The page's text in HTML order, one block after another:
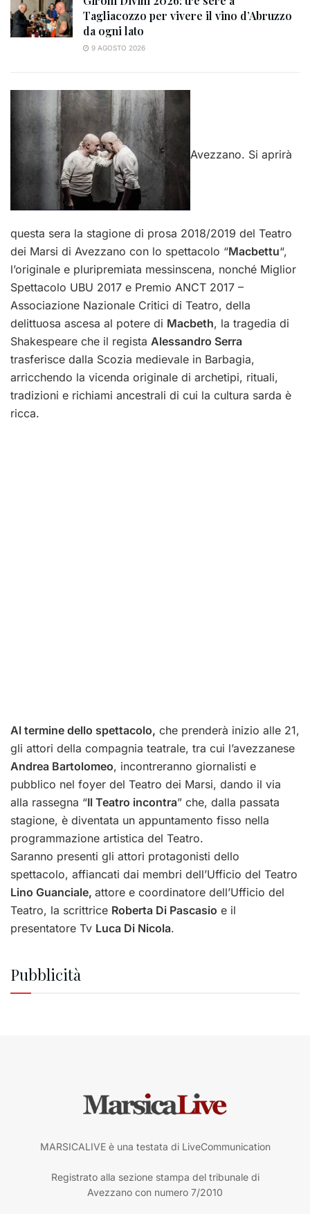
Tagliacozzo per vivere il vino d’Abruzzo
da ogni lato
9 AGOSTO 2026
Avezzano. Si aprirà
questa sera la stagione di prosa 2018/2019 del Teatro
dei Marsi di Avezzano con lo spettacolo “Macbettu“,
l’originale e pluripremiata messinscena, nonché Miglior
Spettacolo UBU 2017 e Premio ANCT 2017 –
Associazione Nazionale Critici di Teatro, della
delittuosa ascesa al potere di Macbeth, la tragedia di
Shakespeare che il regista Alessandro Serra
trasferisce dalla Scozia medievale in Barbagia,
arricchendo la vicenda originale di archetipi, rituali,
tradizioni e richiami ancestrali di cui la cultura sarda è
ricca.
Al termine dello spettacolo, che prenderà inizio alle 21,
gli attori della compagnia teatrale, tra cui l’avezzanese
Andrea Bartolomeo, incontreranno giornalisti e
pubblico nel foyer del Teatro dei Marsi, dando il via
alla rassegna “Il Teatro incontra” che, dalla passata
stagione, è diventata un appuntamento fisso nella
programmazione artistica del Teatro.
Saranno presenti gli attori protagonisti dello
spettacolo, affiancati dai membri dell’Ufficio del Teatro
Lino Guanciale, attore e coordinatore dell’Ufficio del
Teatro, la scrittrice Roberta Di Pascasio e il
presentatore Tv Luca Di Nicola.
Pubblicità
MARSICALIVE è una testata di LiveCommunication
Registrato alla sezione stampa del tribunale di
Avezzano con numero 7/2010